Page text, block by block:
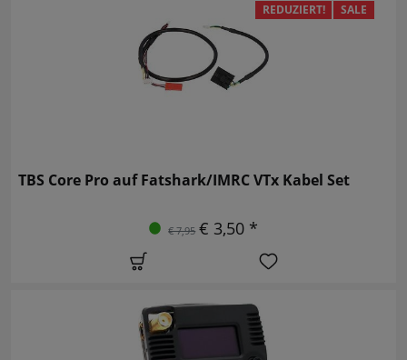
REDUZIERT! SALE
TBS Core Pro auf Fatshark/IMRC VTx Kabel Set
€ 7,95 € 3,50 *